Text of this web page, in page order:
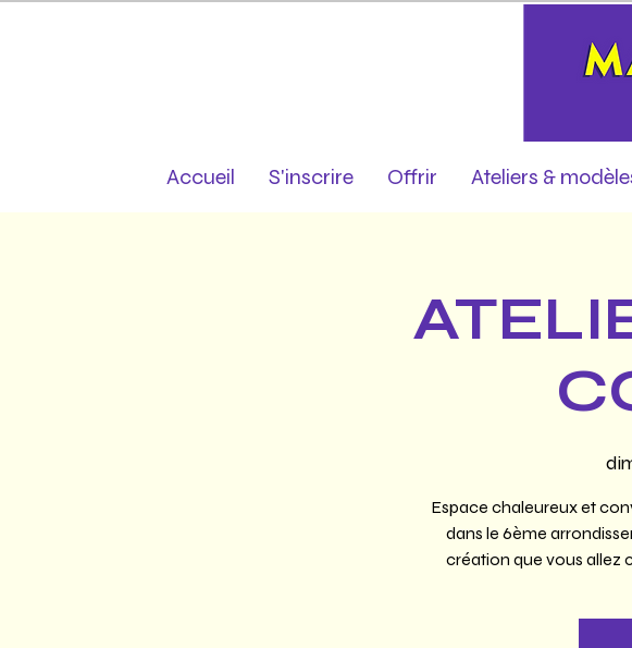
Accueil S'inscrire Offrir Ateliers &
Espace chaleureux et
dans le 6ème
création que vous allez